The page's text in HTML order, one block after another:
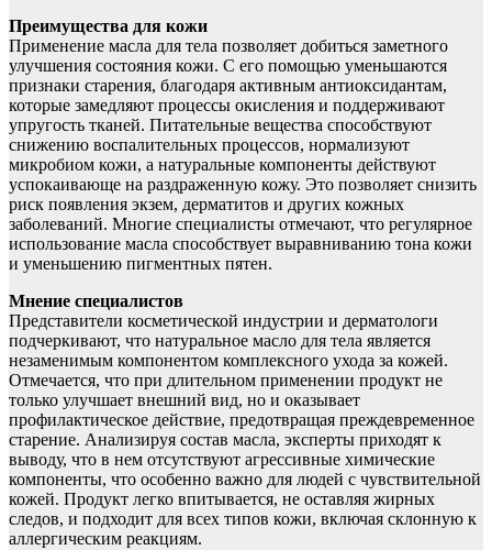
Преимущества для кожи
Применение масла для тела позволяет добиться заметного
улучшения состояния кожи. С его помощью уменьшаются
признаки старения, благодаря активным антиоксидантам,
которые замедляют процессы окисления и поддерживают
упругость тканей. Питательные вещества способствуют
снижению воспалительных процессов, нормализуют
микробиом кожи, а натуральные компоненты действуют
успокаивающе на раздраженную кожу. Это позволяет снизить
риск появления экзем, дерматитов и других кожных
заболеваний. Многие специалисты отмечают, что регулярное
использование масла способствует выравниванию тона кожи
и уменьшению пигментных пятен.
Мнение специалистов
Представители косметической индустрии и дерматологи
подчеркивают, что натуральное масло для тела является
незаменимым компонентом комплексного ухода за кожей.
Отмечается, что при длительном применении продукт не
только улучшает внешний вид, но и оказывает
профилактическое действие, предотвращая преждевременное
старение. Анализируя состав масла, эксперты приходят к
выводу, что в нем отсутствуют агрессивные химические
компоненты, что особенно важно для людей с чувствительной
кожей. Продукт легко впитывается, не оставляя жирных
следов, и подходит для всех типов кожи, включая склонную к
аллергическим реакциям.